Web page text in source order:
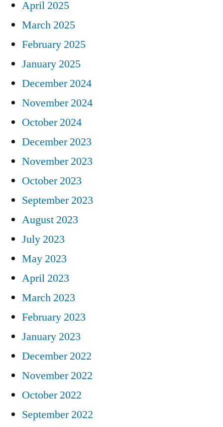
April 2025
March 2025
February 2025
January 2025
December 2024
November 2024
October 2024
December 2023
November 2023
October 2023
September 2023
August 2023
July 2023
May 2023
April 2023
March 2023
February 2023
January 2023
December 2022
November 2022
October 2022
September 2022